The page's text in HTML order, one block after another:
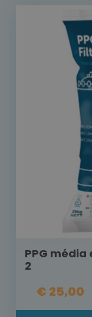
PPG
2
€ 25,00